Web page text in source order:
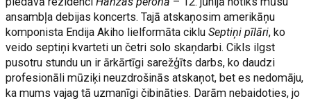
ansambļa debijas koncerts. Tajā atskaņosim amerikāņu
komponista Endija Akiho lielformāta cikluSeptiņi pīlāri, ko
veido septiņi kvarteti un četri solo skaņdarbi. Cikls ilgst
pusotru stundu un ir ārkārtīgi sarežģīts darbs, ko daudzi
profesionāli mūziķi neuzdrošinās atskaņot, bet es nedomāju,
ka mums vajag tā uzmanīgi čibināties. Darām nebaidoties, jo